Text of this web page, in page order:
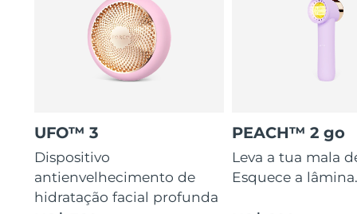
UFO™ 3
Dispositivo
antienvelhecimento de
hidratação facial profunda
PEACH™ 2 go
Leva a tua mala
Esquece a